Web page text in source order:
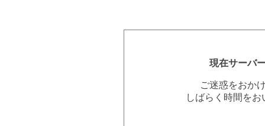
現在サーバ
ご迷惑をおか
しばらく時間を